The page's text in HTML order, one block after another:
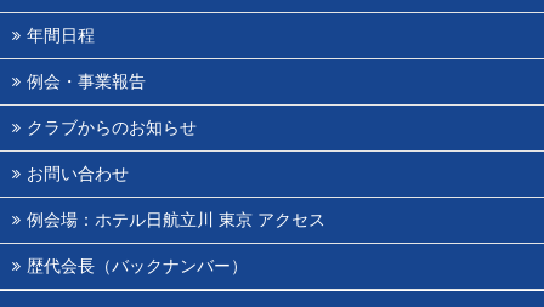
年間日程
例会・事業報告
クラブからのお知らせ
お問い合わせ
例会場：ホテル日航立川 東京 アクセス
歴代会長（バックナンバー）